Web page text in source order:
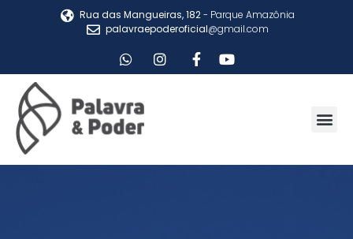
Rua das Mangueiras, 182- Parque Amazônia
palavraepoderoficial@gmail.com